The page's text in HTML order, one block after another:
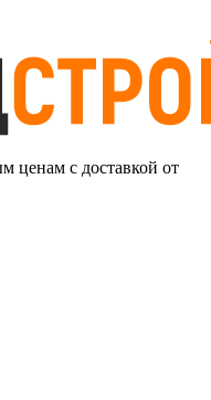
ценам с доставкой от